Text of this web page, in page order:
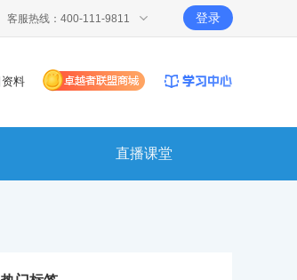
客服热线：400-111-9811 登录
资料
直播课堂